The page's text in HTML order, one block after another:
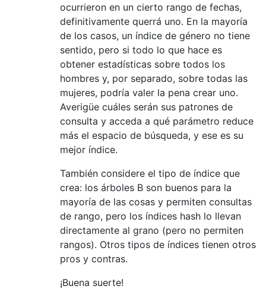
ocurrieron en un cierto rango de fechas,
definitivamente querrá uno. En la mayoría
de los casos, un índice de género no tiene
sentido, pero si todo lo que hace es
obtener estadísticas sobre todos los
hombres y, por separado, sobre todas las
mujeres, podría valer la pena crear uno.
Averigüe cuáles serán sus patrones de
consulta y acceda a qué parámetro reduce
más el espacio de búsqueda, y ese es su
mejor índice.
También considere el tipo de índice que
crea: los árboles B son buenos para la
mayoría de las cosas y permiten consultas
de rango, pero los índices hash lo llevan
directamente al grano (pero no permiten
rangos). Otros tipos de índices tienen otros
pros y contras.
¡Buena suerte!